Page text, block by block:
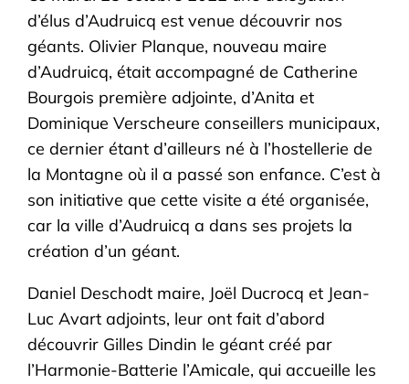
d’élus d’Audruicq est venue découvrir nos
géants. Olivier Planque, nouveau maire
d’Audruicq, était accompagné de Catherine
Bourgois première adjointe, d’Anita et
Dominique Verscheure conseillers municipaux,
ce dernier étant d’ailleurs né à l’hostellerie de
la Montagne où il a passé son enfance. C’est à
son initiative que cette visite a été organisée,
car la ville d’Audruicq a dans ses projets la
création d’un géant.
Daniel Deschodt maire, Joël Ducrocq et Jean-
Luc Avart adjoints, leur ont fait d’abord
découvrir Gilles Dindin le géant créé par
l’Harmonie-Batterie l’Amicale, qui accueille les